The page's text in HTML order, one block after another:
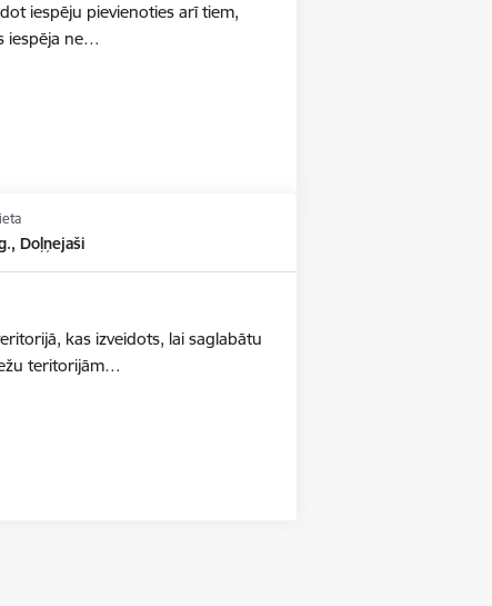
iespēju pievienoties arī tiem,
iespēja ne…
Doļņejaši
kas izveidots, lai saglabātu
teritorijām…